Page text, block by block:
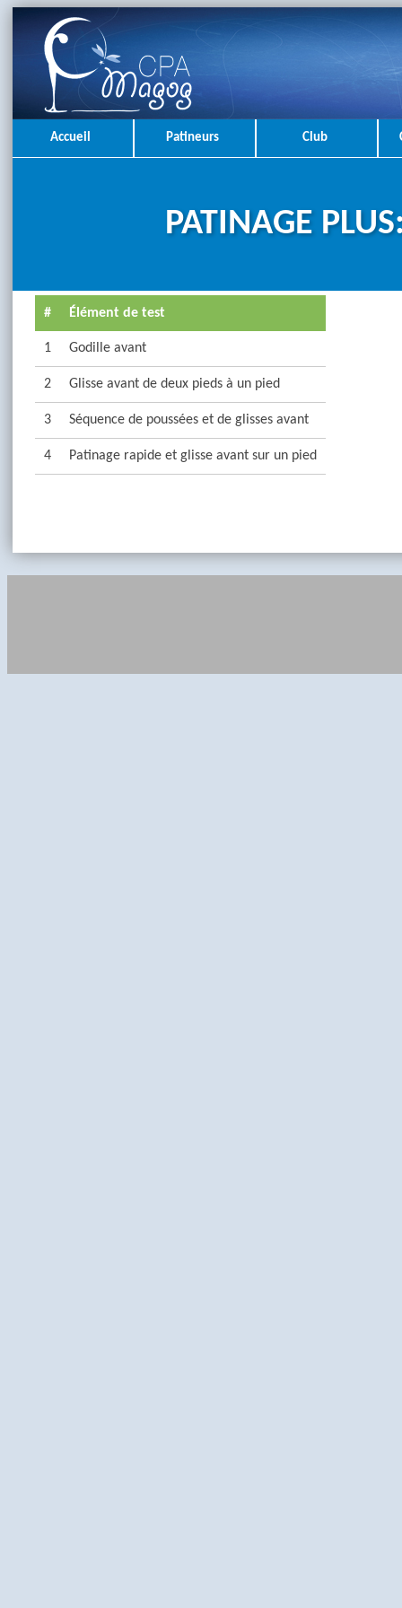
Accueil Patineurs Club
PATINAGE
# Élément de test
1 Godille avant
2 Glisse avant de deux pieds à un pied
3 Séquence de poussées et de glisses avant
4 Patinage rapide et glisse avant sur un pied